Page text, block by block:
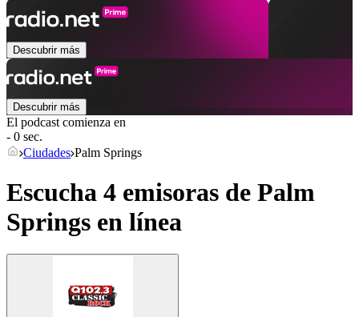
Descubrir más
Descubrir más
El podcast comienza en
- 0 sec.
Ciudades Palm Springs
Escucha 4 emisoras de Palm
Springs en línea